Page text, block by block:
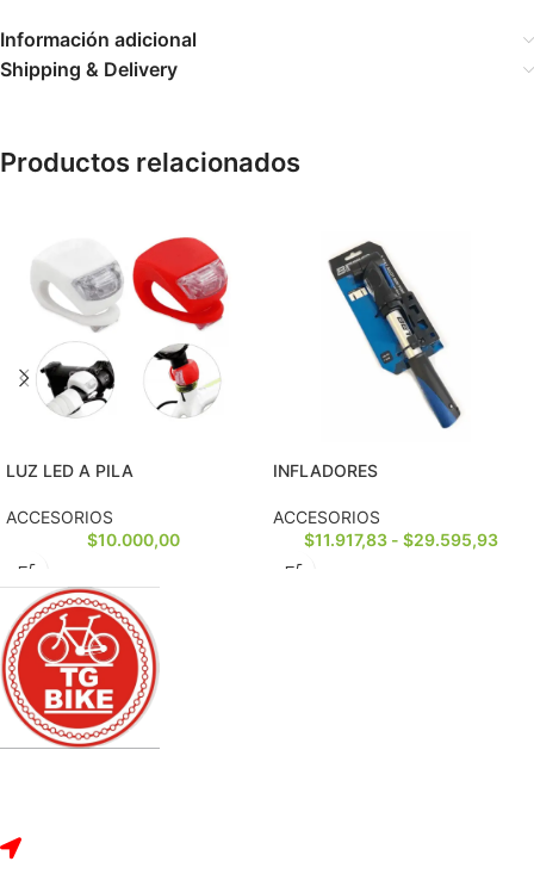
Información adicional
Shipping & Delivery
Productos relacionados
LUZ LED A PILA
ACCESORIOS
$10.000,00
INFLADORES
ACCESORIOS
$11.917,83 - $29.595,93